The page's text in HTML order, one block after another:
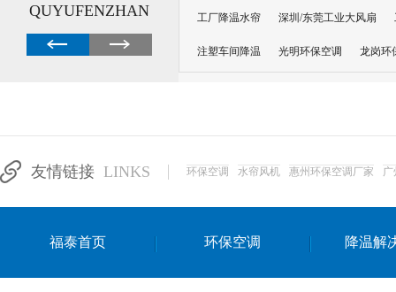
QUYUFENZHAN 工厂降温水帘 深圳/东莞工业大风扇
注塑车间降温 光明环保空调 龙岗环
达州工业省电安装
友情链接 LINKS 环保空调 水帘风机 惠州环保空调厂家 广
福泰首页 环保空调 降温解